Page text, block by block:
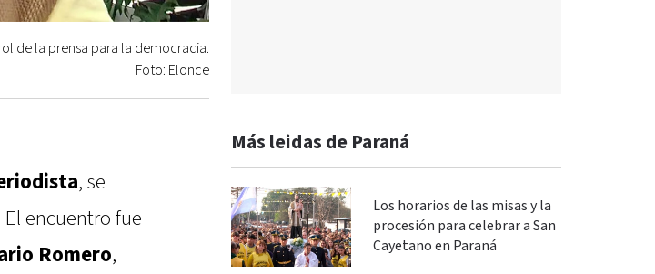
de la prensa para la democracia.
Foto: Elonce
, se
El encuentro fue
Romero,
Más leidas de Paraná
Los horarios de las misas y la
procesión para celebrar a San
Cayetano en Paraná